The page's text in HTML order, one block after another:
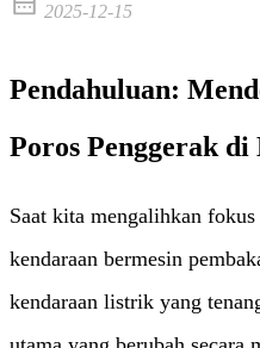
2025-12-15
Pendahuluan:
Poros Penggerak
Saat kita mengalihkan
kendaraan bermesin
kendaraan listrik yang